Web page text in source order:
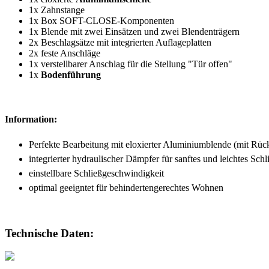
1x Zahnstange
1x Box SOFT-CLOSE-Komponenten
1x Blende mit zwei Einsätzen und zwei Blendenträgern
2x Beschlagsätze mit integrierten Auflageplatten
2x feste Anschläge
1x verstellbarer Anschlag für die Stellung "Tür offen"
1x Bodenführung
Information:
Perfekte Bearbeitung mit eloxierter Aluminiumblende (mit
integrierter hydraulischer Dämpfer für sanftes und leichtes
einstellbare Schließgeschwindigkeit
optimal geeigntet für behindertengerechtes Wohnen
Technische Daten: